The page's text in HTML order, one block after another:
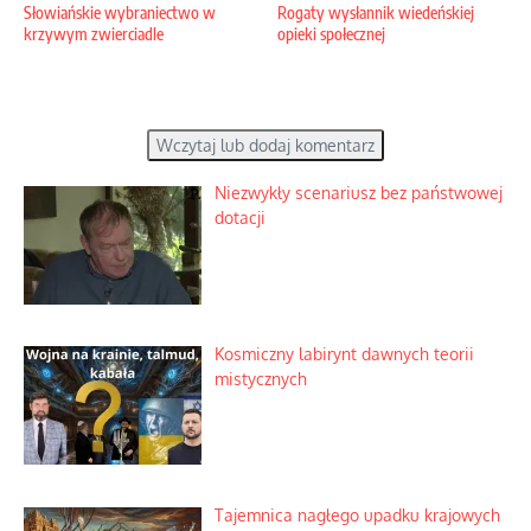
Słowiańskie wybraniectwo w
krzywym zwierciadle
Rogaty wysłannik wiedeńskiej
opieki społecznej
Wczytaj lub dodaj komentarz
Niezwykły scenariusz bez państwowej
dotacji
Kosmiczny labirynt dawnych teorii
mistycznych
Tajemnica nagłego upadku krajowych